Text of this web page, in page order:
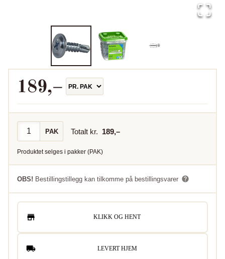
189,–
PAK Totalt kr. 189,–
Produktet selges i pakker (PAK)
OBS! Bestillingstillegg kan tilkomme på bestillingsvarer
KLIKK OG HENT
LEVERT HJEM